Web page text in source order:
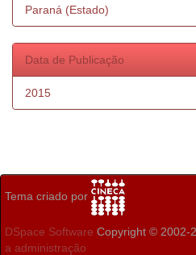
Paraná (Estado)
Data de Publicação
2015
Tema criado por
DSpace Software Copyright © 2002-
a administração